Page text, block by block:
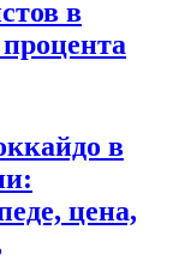
в
в
цена,